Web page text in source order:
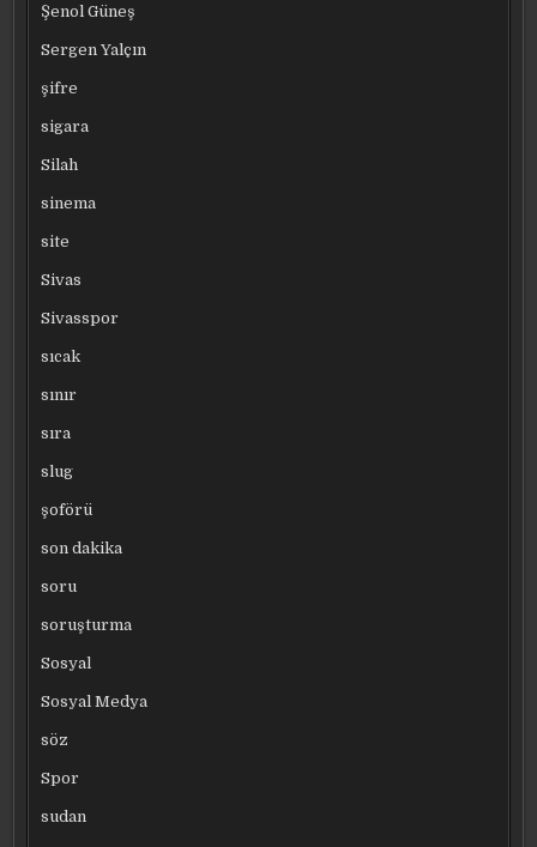
Şenol Güneş
Sergen Yalçın
şifre
sigara
Silah
sinema
site
Sivas
Sivasspor
sıcak
sınır
sıra
slug
şoförü
son dakika
soru
soruşturma
Sosyal
Sosyal Medya
söz
Spor
sudan